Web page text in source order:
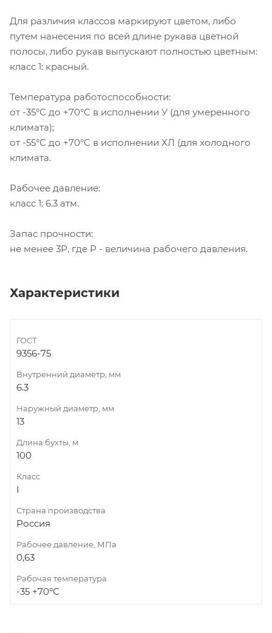
Для различия классов маркируют цветом, либо
путем нанесения по всей длине рукава цветной
полосы, либо рукав выпускают полностью цветным:
класс 1: красный.
Температура работоспособности:
от -35°С до +70°С в исполнении У (для умеренного
климата);
от -55°С до +70°С в исполнении ХЛ (для холодного
климата.
Рабочее давление:
класс 1: 6.3 атм.
Запас прочности:
не менее 3Р, где Р - величина рабочего давления.
Характеристики
ГОСТ
9356-75
Внутренний диаметр, мм
6.3
Наружный диаметр, мм
13
Длина бухты, м
100
Класс
I
Страна производства
Россия
Рабочее давление, МПа
0,63
Рабочая температура
-35 +70°С